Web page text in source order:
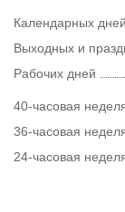
Календарных дней
Выходных и
Рабочих дней
40-часовая
36-часовая
24-часовая